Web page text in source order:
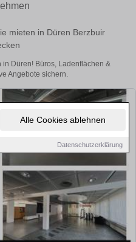
Alle Cookies ablehnen
Datenschutzerklärung
mieten in Düren Berzbuir
Düren! Büros, Ladenflächen &
Angebote sichern.